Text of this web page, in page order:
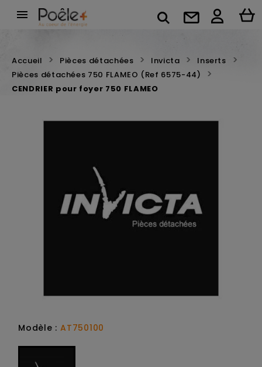

Accueil Pièces détachées Invicta
Inserts
Pièces détachées 750 FLAMEO (Ref 6575-44)
CENDRIER pour foyer 750 FLAMEO
Modèle :AT750100